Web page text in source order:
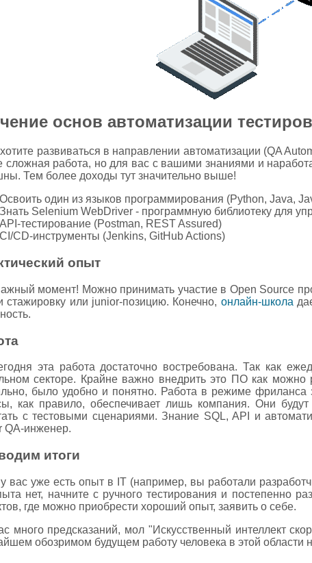
основ автоматизации
развиваться в направлении автоматизации (QA
сложная работа, но для вас с вашими знаниями и
Тем более доходы тут значительно выше!
Освоить один из языков программирования (Python, Java,
Знать Selenium WebDriver - программную библиотеку для
API-тестирование (Postman, REST Assured)
CI/CD-инструменты (Jenkins, GitHub Actions)
опыт
момент! Можно принимать участие в Open Source
стажировку или junior-позицию. Конечно, онлайн-школа
эта работа достаточно востребована. Так как
секторе. Крайне важно внедрить это ПО как
было удобно и понятно. Работа в режиме
как правило, обеспечивает лишь компания. Они
с тестовыми сценариями. Знание SQL, API и
QA-инженер.
итоги
вас уже есть опыт в IT (например, вы работали
нет, начните с ручного тестирования и постепенно
где можно приобрести хороший опыт, заявить о себе.
много предсказаний, мол "Искусственный интеллект
обозримом будущем работу человека в этой области